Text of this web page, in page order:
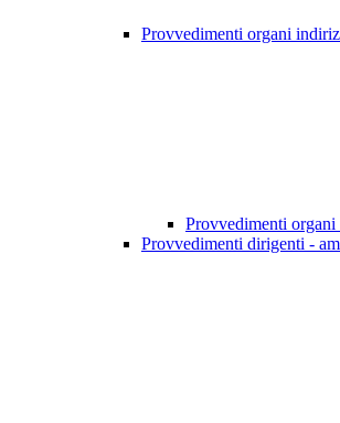
Provvedimenti organi
Provvedimenti
Provvedimenti dirigenti -